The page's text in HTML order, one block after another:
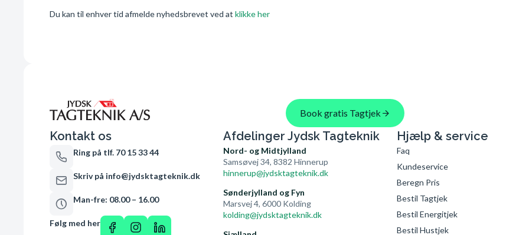
Du kan til enhver tid afmelde nyhedsbrevet ved at klikke her
Book gratis Tagtjek
Kontakt os
Ring på tlf. 70 15 33 44
Skriv på info@jydsktagteknik.dk
Man-fre: 08.00 – 16.00
Følg med her
Afdelinger Jydsk Tagteknik
Nord- og Midtjylland
Samsøvej 34, 8382 Hinnerup
hinnerup@jydsktagteknik.dk
Sønderjylland og Fyn
Marsvej 4, 6000 Kolding
kolding@jydsktagteknik.dk
Hjælp & service
Faq
Kundeservice
Beregn Pris
Bestil Tagtjek
Bestil Energitjek
Bestil Hustjek